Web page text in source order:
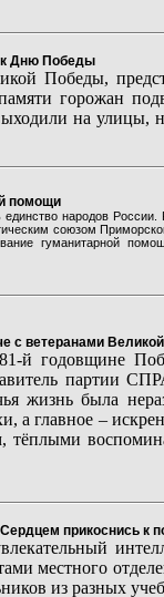
Дню Победы
Победы,
горожан
на улицы,
помощи
народов
союзом
гуманитарной
с ветеранами
й годовщине
жизнь была
а главное –
тёплыми
прикоснись к
местного
из разных